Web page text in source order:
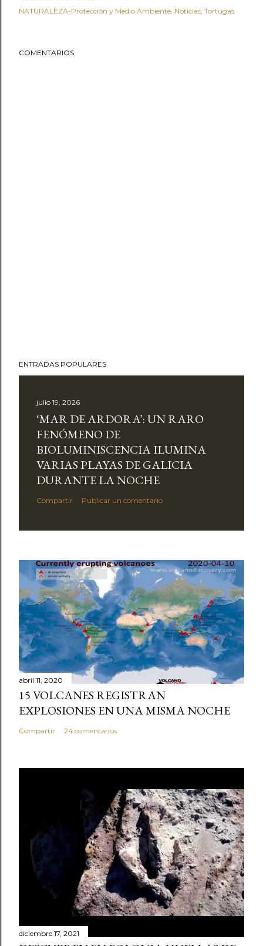
NATURALEZA-Protección y Medio Ambiente Noticias Tortugas
COMENTARIOS
ENTRADAS POPULARES
julio 19, 2026
‘MAR DE ARDORA’: UN RARO
FENÓMENO DE
BIOLUMINISCENCIA ILUMINA
VARIAS PLAYAS DE GALICIA
DURANTE LA NOCHE
Compartir Publicar un comentario
abril 11, 2020
15 VOLCANES REGISTRAN
EXPLOSIONES EN UNA MISMA NOCHE
Compartir 24 comentarios
diciembre 17, 2021